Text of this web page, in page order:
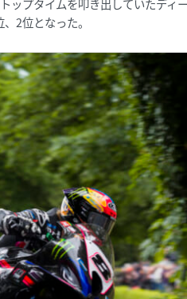
2位となった。